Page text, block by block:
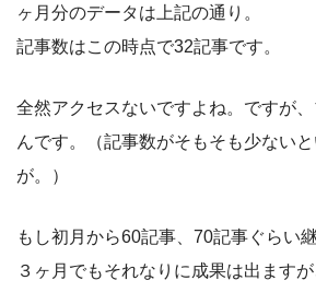
ヶ月分のデータは上記の通り。
記事数はこの時点で32記事です。
全然アクセスないですよね。ですが
んです。（記事数がそもそも少ない
が。）
もし初月から60記事、70記事ぐらい
３ヶ月でもそれなりに成果は出ます